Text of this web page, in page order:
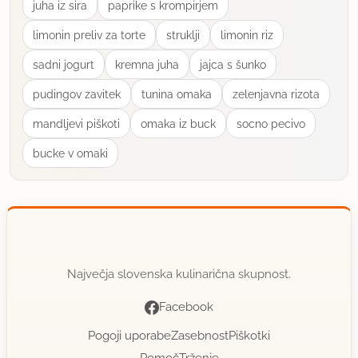
e
T
u
n
n
a
2x priporočeno 6.7.2012
uporabno
rimljanka
član od 2005 17907 sporočil
29.1.2013 ob 21:09
očitno si kliknila na krogec ob obrazku desno
petia9
juha iz sira paprike s krompirjem
limonin preliv za torte struklji limonin riz
sadni jogurt kremna juha jajca s šunko
pudingov zavitek tunina omaka zelenjavna rizota
mandljevi piškoti omaka iz buck socno pecivo
bucke v omaki
Največja slovenska kulinarična skupnost.
Facebook
Pogoji uporabeZasebnostPiškotki